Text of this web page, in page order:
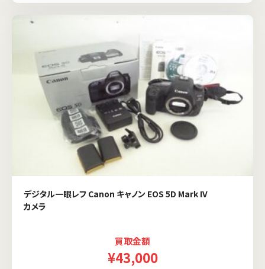
デジタル一眼レフ Canon キャノン EOS 5D Mark IV
カメラ
買取金額
¥43,000